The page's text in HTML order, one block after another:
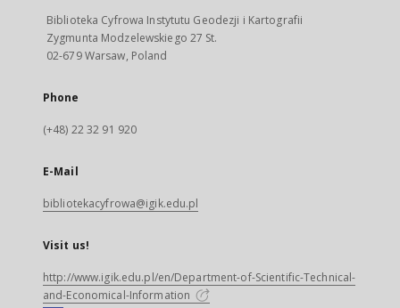
Biblioteka Cyfrowa Instytutu Geodezji i Kartografii
Zygmunta Modzelewskiego 27 St.
02-679 Warsaw, Poland
Phone
(+48) 22 32 91 920
E-Mail
bibliotekacyfrowa@igik.edu.pl
Visit us!
http://www.igik.edu.pl/en/Department-of-Scientific-Technical-
and-Economical-Information